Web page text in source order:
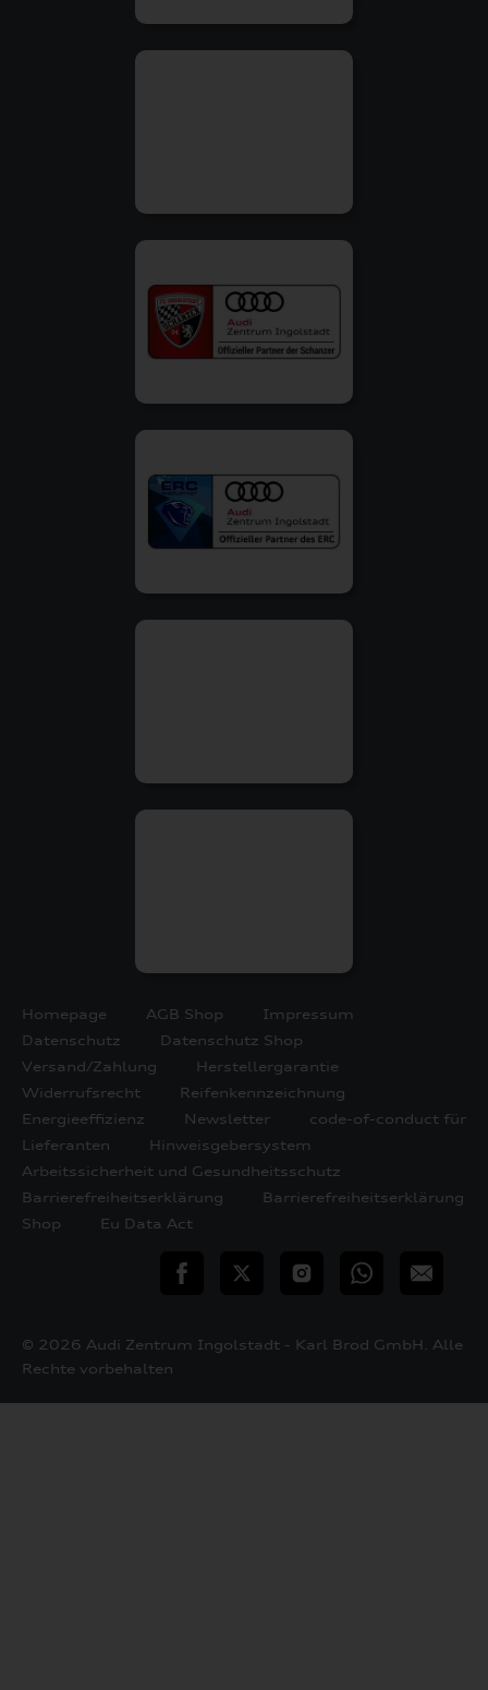
Homepage AGB Shop
Impressum
Datenschutz
Datenschutz Shop
Versand/Zahlung
Herstellergarantie
Widerrufsrecht
Reifenkennzeichnung
Energieeffizienz
Newsletter
code-of-conduct für
Lieferanten
Hinweisgebersystem
Arbeitssicherheit und Gesundheitsschutz
Barrierefreiheitserklärung
Barrierefreiheitserklärung
Shop
Eu Data Act
teilen Twitter InstagramWhatsApp
E-
© 2026 Audi Zentrum Ingolstadt - Karl Brod GmbH. Alle
Rechte vorbehalten